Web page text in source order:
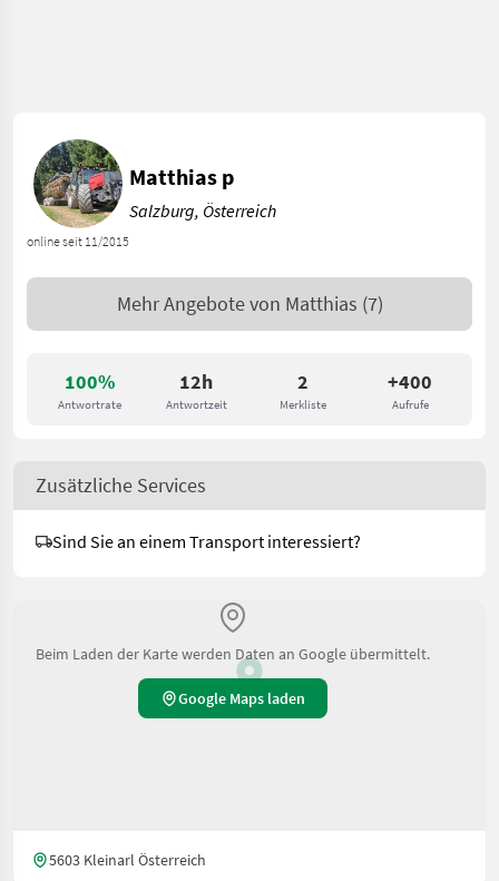
100%
Antwortrate
12h
Antwortzeit
2
Merkliste
+400
Aufrufe
online seit 11/2015
Matthias p
Salzburg, Österreich
Mehr Angebote von Matthias (7)
Zusätzliche Services
Sind Sie an einem Transport interessiert?
Beim Laden der Karte werden Daten an Google übermittelt.
Google Maps laden
5603 Kleinarl Österreich